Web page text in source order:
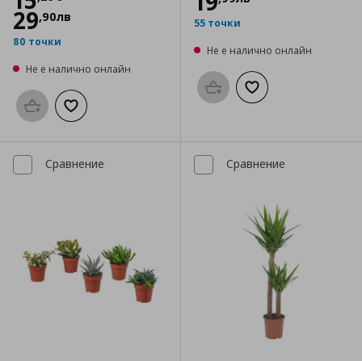
29,90лв
80 точки
Не е налично онлайн
Προσθήκη στο καλάθι
Добави към списъка с любими
55 точки
Не е налично онлайн
Προσθήκη στο καλάθι
Добави към
Сравнение Сравнение